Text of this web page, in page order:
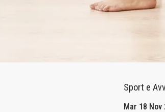
Sport e
Mar 18 Nov